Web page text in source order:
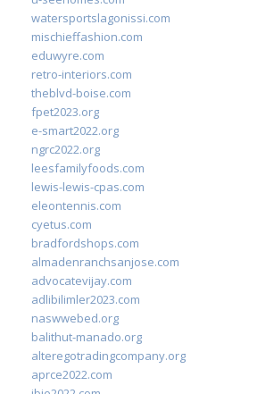
watersportslagonissi.com
mischieffashion.com
eduwyre.com
retro-interiors.com
theblvd-boise.com
fpet2023.org
e-smart2022.org
ngrc2022.org
leesfamilyfoods.com
lewis-lewis-cpas.com
eleontennis.com
cyetus.com
bradfordshops.com
almadenranchsanjose.com
advocatevijay.com
adlibilimler2023.com
naswwebed.org
balithut-manado.org
alteregotradingcompany.org
aprce2022.com